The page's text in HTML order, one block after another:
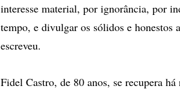
interesse material, por ignorância, por
tempo, e divulgar os sólidos e honestos
escreveu.
Fidel Castro, de 80 anos, se recupera